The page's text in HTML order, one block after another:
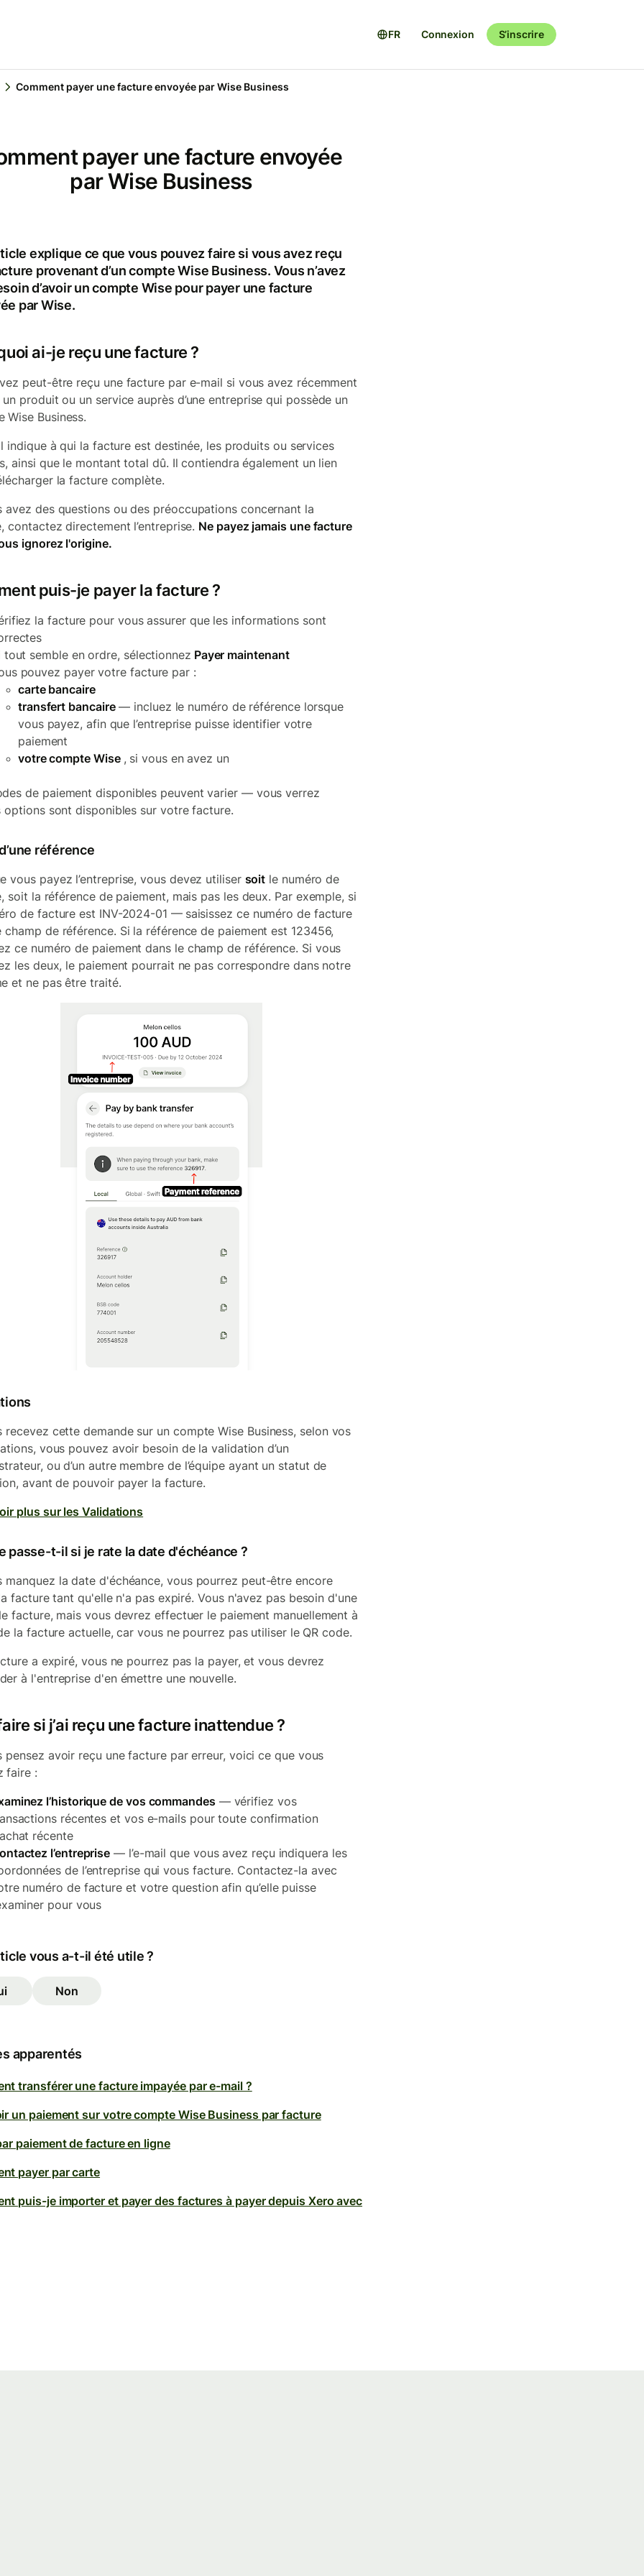
FR Connexion S’inscrire
Comment payer une facture envoyée par Wise Business
payer une facture envoyée
par Wise Business
explique ce que vous pouvez faire si vous avez reçu
provenant d’un compte Wise Business. Vous n’avez
d’avoir un compte Wise pour payer une facture
par Wise.
ai-je reçu une facture ?
peut-être reçu une facture par e-mail si vous avez récemment
produit ou un service auprès d’une entreprise qui possède un
Wise Business.
indique à qui la facture est destinée, les produits ou services
ainsi que le montant total dû. Il contiendra également un lien
la facture complète.
avez des questions ou des préoccupations concernant la
contactez directement l’entreprise. Ne payez jamais une facture
ignorez l'origine.
puis-je payer la facture ?
la facture pour vous assurer que les informations sont
tout semble en ordre, sélectionnez Payer maintenant
pouvez payer votre facture par :
carte bancaire
transfert bancaire— incluez le numéro de référence lorsque
vous payez, afin que l’entreprise puisse identifier votre
paiement
votre compte Wise , si vous en avez un
de paiement disponibles peuvent varier — vous verrez
options sont disponibles sur votre facture.
référence
vous payez l’entreprise, vous devez utiliser soit le numéro de
soit la référence de paiement, mais pas les deux. Par exemple, si
de facture est INV-2024-01 — saisissez ce numéro de facture
champ de référence. Si la référence de paiement est 123456,
ce numéro de paiement dans le champ de référence. Si vous
les deux, le paiement pourrait ne pas correspondre dans notre
et ne pas être traité.
recevez cette demande sur un compte Wise Business, selon vos
vous pouvez avoir besoin de la validation d’un
ou d’un autre membre de l’équipe ayant un statut de
avant de pouvoir payer la facture.
plus sur les Validations
passe-t-il si je rate la date d'échéance ?
manquez la date d'échéance, vous pourrez peut-être encore
facture tant qu'elle n'a pas expiré. Vous n'avez pas besoin d'une
facture, mais vous devrez effectuer le paiement manuellement à
la facture actuelle, car vous ne pourrez pas utiliser le QR code.
a expiré, vous ne pourrez pas la payer, et vous devrez
à l'entreprise d'en émettre une nouvelle.
si j’ai reçu une facture inattendue ?
pensez avoir reçu une facture par erreur, voici ce que vous
faire :
l’historique de vos commandes — vérifiez vos
récentes et vos e-mails pour toute confirmation
récente
l’entreprise — l’e-mail que vous avez reçu indiquera les
de l’entreprise qui vous facture. Contactez-la avec
numéro de facture et votre question afin qu’elle puisse
pour vous
vous a-t-il été utile ?
Non
apparentés
transférer une facture impayée par e-mail ?
un paiement sur votre compte Wise Business par facture
paiement de facture en ligne
payer par carte
puis-je importer et payer des factures à payer depuis Xero avec